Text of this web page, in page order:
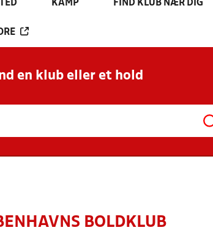
KAMP FIND KLUB NÆR DIG
en klub eller et hold
BOLDKLUB